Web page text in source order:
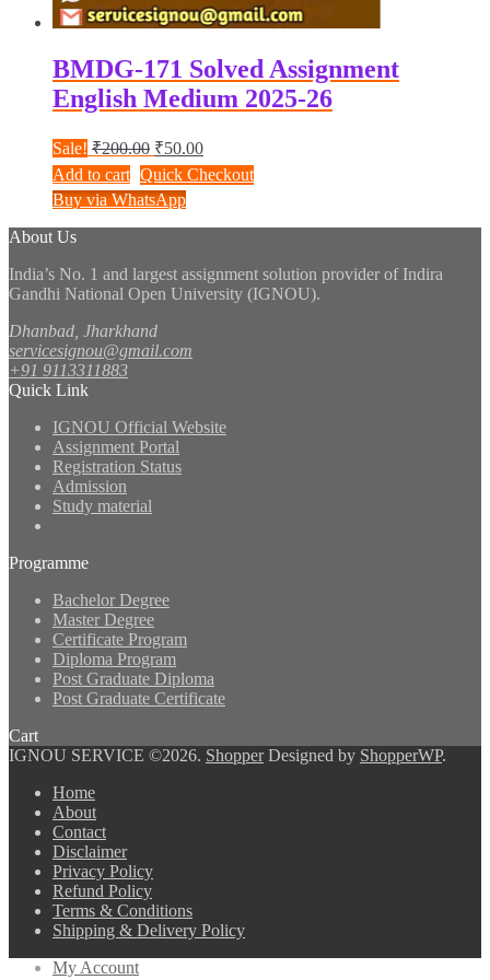
BMDG-171 Solved Assignment
English Medium 2025-26
Sale! ₹200.00 Original
price
was:
₹200.00.
₹50.00Current
price
is:
Add to cart Quick Checkout
Buy via WhatsApp
About Us
India’s No. 1 and largest assignment solution provider of Indira
Gandhi National Open University (IGNOU).
Dhanbad, Jharkhand
servicesignou@gmail.com
+91 9113311883
Quick Link
IGNOU Official Website
Assignment Portal
Registration Status
Admission
Study material
Programme
Bachelor Degree
Master Degree
Certificate Program
Diploma Program
Post Graduate Diploma
Post Graduate Certificate
Cart
IGNOU SERVICE ©2026. ShopperDesigned by ShopperWP.
Home
About
Contact
Disclaimer
Privacy Policy
Refund Policy
Terms & Conditions
Shipping & Delivery Policy
My Account